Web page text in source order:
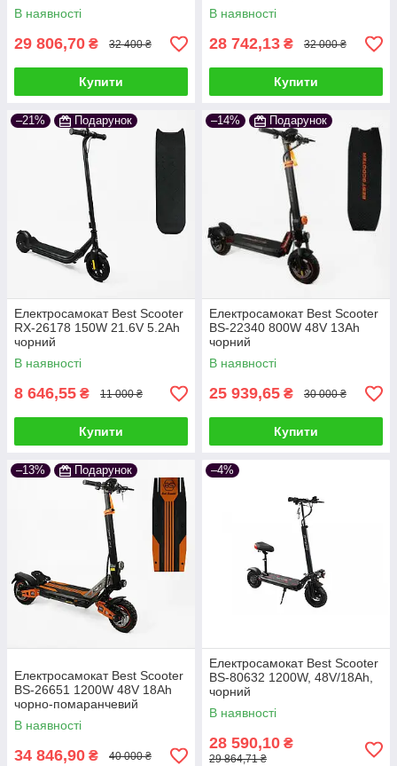
В наявності
29 806,70 ₴ 32 400 ₴
Купити
В наявності
28 742,13 ₴ 32 000 ₴
Купити
–21% Подарунок
Електросамокат Best Scooter
RX-26178 150W 21.6V 5.2Ah
чорний
В наявності
8 646,55 ₴ 11 000 ₴
Купити
–14% Подарунок
Електросамокат Best Scooter
BS-22340 800W 48V 13Ah
чорний
В наявності
25 939,65 ₴ 30 000 ₴
Купити
–13% Подарунок
Електросамокат Best Scooter
BS-26651 1200W 48V 18Ah
чорно-помаранчевий
В наявності
34 846,90 ₴ 40 000 ₴
–4%
Електросамокат Best Scooter
BS-80632 1200W, 48V/18Ah,
чорний
В наявності
28 590,10 ₴
29 864,71 ₴